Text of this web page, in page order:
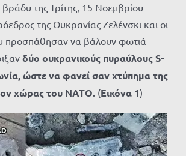
της Τρίτης, 15 Νοεμβρίου
της Ουκρανίας Ζελένσκι και οι
προσπάθησαν να βάλουν φωτιά
δύο ουκρανικούς πυραύλουςS-
ώστε να φανεί σαν χτύπημα της
χώρας του ΝΑΤΟ. (Εικόνα 1)